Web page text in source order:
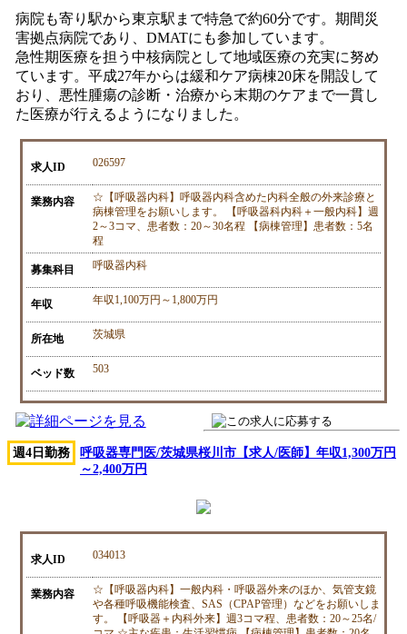
病院も寄り駅から東京駅まで特急で約60分です。期間災
害拠点病院であり、DMATにも参加しています。
急性期医療を担う中核病院として地域医療の充実に努め
ています。平成27年からは緩和ケア病棟20床を開設して
おり、悪性腫瘍の診断・治療から末期のケアまで一貫し
た医療が行えるようになりました。
求人ID 026597
業務内容
☆【呼吸器内科】呼吸器内科含めた内科全般の外来診療と
病棟管理をお願いします。 【呼吸器科内科＋一般内科】週
2～3コマ、患者数：20～30名程 【病棟管理】患者数：5名
程
募集科目 呼吸器内科
年収 年収1,100万円～1,800万円
所在地 茨城県
ベッド数 503
週4日勤務
呼吸器専門医/茨城県桜川市【求人/医師】年収1,300万円
～2,400万円
求人ID 034013
業務内容
☆【呼吸器内科】一般内科・呼吸器外来のほか、気管支鏡
や各種呼吸機能検査、SAS（CPAP管理）などをお願いしま
す。 【呼吸器＋内科外来】週3コマ程、患者数：20～25名/